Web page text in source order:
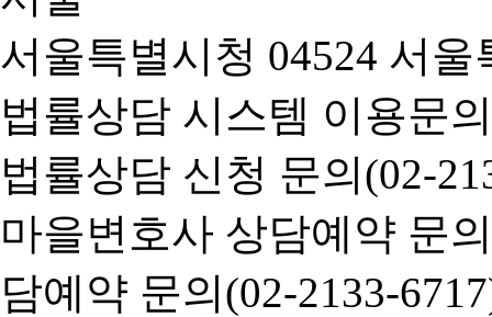
서울특별시청 04524 서
법률상담 시스템 이용문
법률상담 신청 문의(02-
마을변호사 상담예약 문
담예약 문의(02-2133-